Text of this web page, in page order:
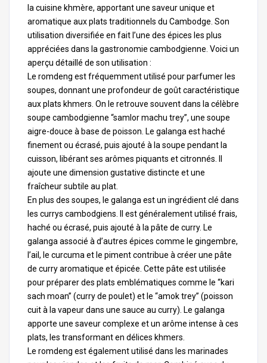
la cuisine khmère, apportant une saveur unique et
aromatique aux plats traditionnels du Cambodge. Son
utilisation diversifiée en fait l’une des épices les plus
appréciées dans la gastronomie cambodgienne. Voici un
aperçu détaillé de son utilisation :
Le romdeng est fréquemment utilisé pour parfumer les
soupes, donnant une profondeur de goût caractéristique
aux plats khmers. On le retrouve souvent dans la célèbre
soupe cambodgienne “samlor machu trey”, une soupe
aigre-douce à base de poisson. Le galanga est haché
finement ou écrasé, puis ajouté à la soupe pendant la
cuisson, libérant ses arômes piquants et citronnés. Il
ajoute une dimension gustative distincte et une
fraîcheur subtile au plat.
En plus des soupes, le galanga est un ingrédient clé dans
les currys cambodgiens. Il est généralement utilisé frais,
haché ou écrasé, puis ajouté à la pâte de curry. Le
galanga associé à d’autres épices comme le gingembre,
l’ail, le curcuma et le piment contribue à créer une pâte
de curry aromatique et épicée. Cette pâte est utilisée
pour préparer des plats emblématiques comme le “kari
sach moan” (curry de poulet) et le “amok trey” (poisson
cuit à la vapeur dans une sauce au curry). Le galanga
apporte une saveur complexe et un arôme intense à ces
plats, les transformant en délices khmers.
Le romdeng est également utilisé dans les marinades